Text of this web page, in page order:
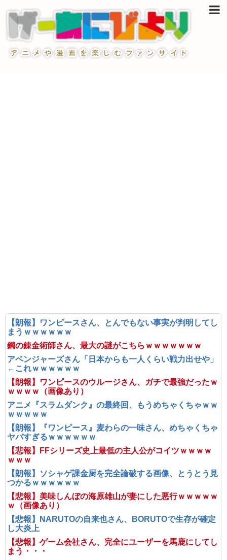
【朗報】ワンピースさん、とんでもない事実が判明してし
まうｗｗｗｗｗｗ
鋼の錬金術師さん、最大の謎がこちらｗｗｗｗｗｗｗ
アベンジャーズさん「日本からも一人くらい戦力出せや」
←これｗｗｗｗｗｗ
【朗報】ワンピースのウルージさん、ガチで最強だったｗ
ｗｗｗｗ（画像あり）
アニメ『スラムダンク』の最終回、もうめちゃくちゃｗｗ
ｗｗｗｗｗ
【朗報】『ワンピース』麦わらの一味さん、めちゃくちゃ
ヤバすぎるｗｗｗｗｗｗ
【悲報】FFシリーズ史上最低の主人公がコイツｗｗｗｗ
ｗｗｗ
【朗報】ソシャゲ課金厨を完全論破する画像、とうとう見
つかるｗｗｗｗｗｗ
【悲報】美味しんぼの海原雄山が妻にした悪行ｗｗｗｗｗ
ｗ（画像あり）
【悲報】NARUTOの自来也さん、BORUTOで生存が確定
し大炎上
【悲報】ゲーム会社さん、完全にユーザーを馬鹿にしてし
まう・・・